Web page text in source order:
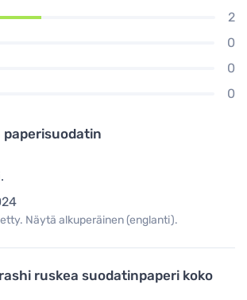
2
0
0
0
Näytä alkuperäinen (englanti).
ruskea suodatinpaperi koko